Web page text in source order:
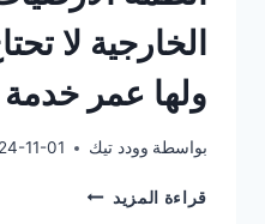
الخارجية لا
ولها عمر
بواسطة وودد تيك 11-01
قراءة المزيد أنظمة